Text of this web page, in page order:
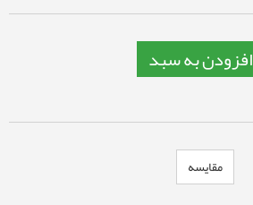
افزودن به سبد
مقایسه